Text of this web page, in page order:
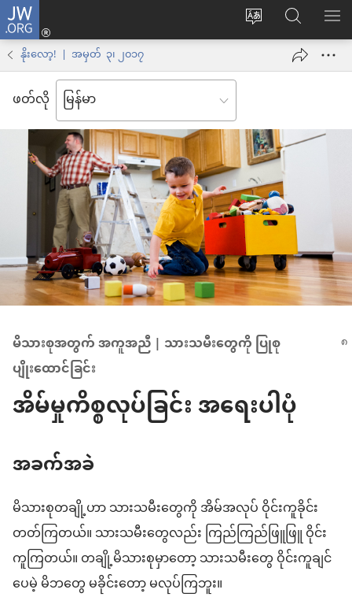
JW.ORG
ဝ
ဘာသာစကား
ကို
ပြောင်း
ပါ
Log
in
အသစ်
ဖွ
င့်
နေ
ပါ
တယ်)
JW.ORG
ရှာ
နိုးလော့! | အမှတ် ၃၊ ၂၀၁၇
ဖတ်လို
မိသားစုအတွက် အကူအညီ | သားသမီးတွေကို ပြုစု
ပျိုးထောင်ခြင်း
အိမ်မှုကိစ္စလုပ်ခြင်း အရေးပါပုံ
အခက်အခဲ
မိသားစုတချို့ဟာ သားသမီးတွေကို အိမ်အလုပ် ဝိုင်းကူခိုင်း
တတ်ကြတယ်။ သားသမီးတွေလည်း ကြည်ကြည်ဖြူဖြူ ဝိုင်း
ကူကြတယ်။ တချို့မိသားစုမှာတော့ သားသမီးတွေ ဝိုင်းကူချင်
ပေမဲ့ မိဘတွေ မခိုင်းတော့ မလုပ်ကြဘူး။